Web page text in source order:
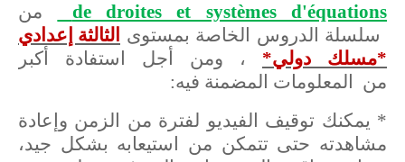
de droites et systèmes d'équations
من
سلسلة الدروس الخاصة بمستوى الثالثة إعدادي
*مسلك دولي*
، ومن أجل استفادة أكبر
من المعلومات المضمنة فيه:
* يمكنك توقيف الفيديو لفترة من الزمن وإعادة
مشاهدته حتى تتمكن من استيعابه بشكل جيد،